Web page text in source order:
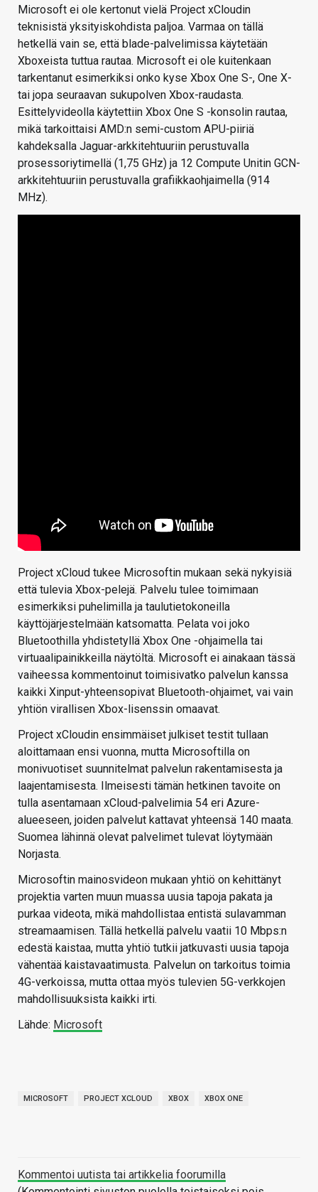
Microsoft ei ole kertonut vielä Project xCloudin
teknisistä yksityiskohdista paljoa. Varmaa on tällä
hetkellä vain se, että blade-palvelimissa käytetään
Xboxeista tuttua rautaa. Microsoft ei ole kuitenkaan
tarkentanut esimerkiksi onko kyse Xbox One S-, One X-
tai jopa seuraavan sukupolven Xbox-raudasta.
Esittelyvideolla käytettiin Xbox One S -konsolin rautaa,
mikä tarkoittaisi AMD:n semi-custom APU-piiriä
kahdeksalla Jaguar-arkkitehtuuriin perustuvalla
prosessoriytimellä (1,75 GHz) ja 12 Compute Unitin GCN-
arkkitehtuuriin perustuvalla grafiikkaohjaimella (914
MHz).
Project xCloud tukee Microsoftin mukaan sekä nykyisiä
että tulevia Xbox-pelejä. Palvelu tulee toimimaan
esimerkiksi puhelimilla ja taulutietokoneilla
käyttöjärjestelmään katsomatta. Pelata voi joko
Bluetoothilla yhdistetyllä Xbox One -ohjaimella tai
virtuaalipainikkeilla näytöltä. Microsoft ei ainakaan tässä
vaiheessa kommentoinut toimisivatko palvelun kanssa
kaikki Xinput-yhteensopivat Bluetooth-ohjaimet, vai vain
yhtiön virallisen Xbox-lisenssin omaavat.
Project xCloudin ensimmäiset julkiset testit tullaan
aloittamaan ensi vuonna, mutta Microsoftilla on
monivuotiset suunnitelmat palvelun rakentamisesta ja
laajentamisesta. Ilmeisesti tämän hetkinen tavoite on
tulla asentamaan xCloud-palvelimia 54 eri Azure-
alueeseen, joiden palvelut kattavat yhteensä 140 maata.
Suomea lähinnä olevat palvelimet tulevat löytymään
Norjasta.
Microsoftin mainosvideon mukaan yhtiö on kehittänyt
projektia varten muun muassa uusia tapoja pakata ja
purkaa videota, mikä mahdollistaa entistä sulavamman
streamaamisen. Tällä hetkellä palvelu vaatii 10 Mbps:n
edestä kaistaa, mutta yhtiö tutkii jatkuvasti uusia tapoja
vähentää kaistavaatimusta. Palvelun on tarkoitus toimia
4G-verkoissa, mutta ottaa myös tulevien 5G-verkkojen
mahdollisuuksista kaikki irti.
Lähde: Microsoft
MICROSOFT PROJECT XCLOUD XBOX XBOX ONE
Kommentoi uutista tai artikkelia foorumilla